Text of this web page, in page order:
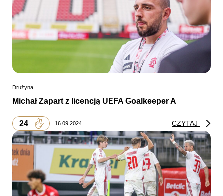
Drużyna
Michał Zapart z licencją UEFA Goalkeeper A
24 16.09.2024 CZYTAJ